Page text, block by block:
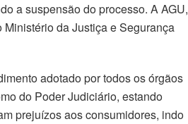
a suspensão do processo. A AGU,
da Justiça e Segurança
adotado por todos os órgãos
do Poder Judiciário, estando
prejuízos aos consumidores, indo